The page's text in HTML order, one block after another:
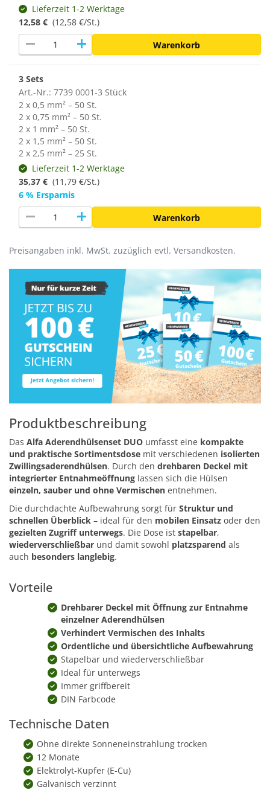
Lieferzeit 1-2 Werktage
12,58 € (12,58 €/St.)
remove add Warenkorb
3 Sets
Art.-Nr.: 7739 0001-3 Stück
2 x 0,5 mm² – 50 St.
2 x 0,75 mm² – 50 St.
2 x 1 mm² – 50 St.
2 x 1,5 mm² – 50 St.
2 x 2,5 mm² – 25 St.
Lieferzeit 1-2 Werktage
35,37 € (11,79 €/St.)
6 % Ersparnis
remove add Warenkorb
Preisangaben inkl. MwSt. zuzüglich evtl. Versandkosten.
Produktbeschreibung
Das Alfa Aderendhülsenset DUO umfasst eine kompakte
und praktische Sortimentsdose mit verschiedenen isolierten
Zwillingsaderendhülsen. Durch den drehbaren Deckel mit
integrierter Entnahmeöffnung lassen sich die Hülsen
einzeln, sauber und ohne Vermischen entnehmen.
Die durchdachte Aufbewahrung sorgt für Struktur und
schnellen Überblick – ideal für den mobilen Einsatz oder den
gezielten Zugriff unterwegs. Die Dose ist stapelbar,
wiederverschließbar und damit sowohl platzsparend als
auch besonders langlebig.
Vorteile
Drehbarer Deckel mit Öffnung zur Entnahme
einzelner Aderendhülsen
Verhindert Vermischen des Inhalts
Ordentliche und übersichtliche Aufbewahrung
Stapelbar und wiederverschließbar
Ideal für unterwegs
Immer griffbereit
DIN Farbcode
Technische Daten
Ohne direkte Sonneneinstrahlung trocken
12 Monate
Elektrolyt-Kupfer (E-Cu)
Galvanisch verzinnt